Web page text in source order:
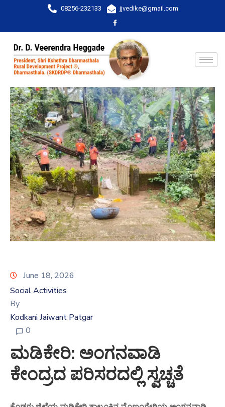
08256-232133 jjvedike@gmail.com
June 18, 2026
Social Activities
By
Kodkani Jaiwant Patgar
0
ಮಡಿಕೇರಿ: ಅಂಗನವಾಡಿ
ಕೇಂದ್ರದ ಪರಿಸರದಲ್ಲಿ ಸ್ವಚ್ಚತೆ